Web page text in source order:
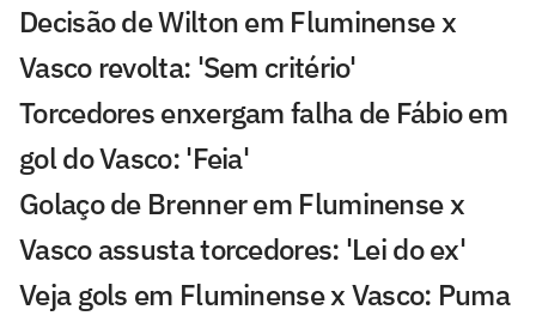
Decisão de Wilton em Fluminense x
Vasco revolta: 'Sem critério'
Torcedores enxergam falha de Fábio em
gol do Vasco: 'Feia'
Golaço de Brenner em Fluminense x
Vasco assusta torcedores: 'Lei do ex'
Veja gols em Fluminense x Vasco: Puma